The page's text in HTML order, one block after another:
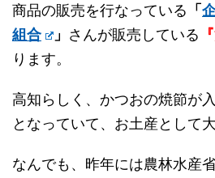
商品の販売を行なっている 「
組合
」 さんが販売している
ります。
高知らしく、かつおの焼節が
となっていて、お土産として
なんでも、昨年には農林水産